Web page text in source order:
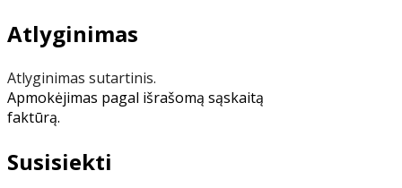
Atlyginimas
Atlyginimas sutartinis.
Apmokėjimas pagal išrašomą sąskaitą
faktūrą.
Susisiekti